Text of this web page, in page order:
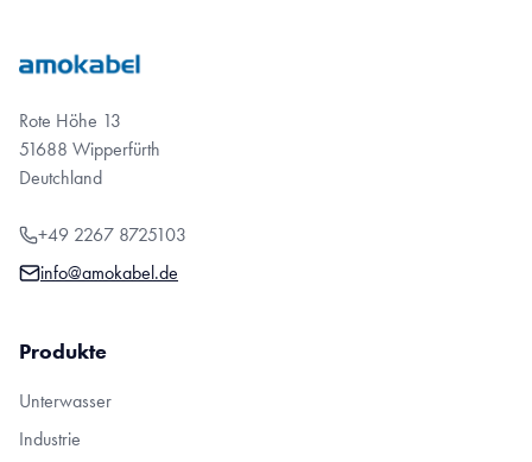
Rote Höhe 13
51688 Wipperfürth
Deutchland
+49 2267 8725103
info@amokabel.de
Produkte
Unterwasser
Industrie